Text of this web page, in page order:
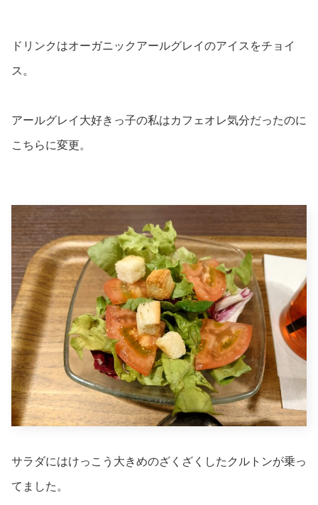
ドリンクはオーガニックアールグレイのアイスをチョイ
ス。
アールグレイ大好きっ子の私はカフェオレ気分だったのに
こちらに変更。
サラダにはけっこう大きめのざくざくしたクルトンが乗っ
てました。